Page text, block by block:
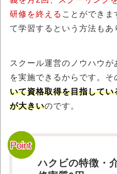
研修を終える ことができま
て学習するという方法もあ
スクール運営のノウハウ
を実施できるからです。そ
いて資格取得を目指して
が大きいのです。
ハクビの特徴・